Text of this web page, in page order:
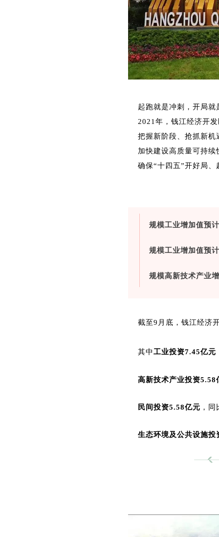
起跑就是冲刺，开局就
2021年，钱江经济开
把握新阶段、抢抓新机
加快建设高质量可持
确保“十四五”开好局、
规模工业增加值预
规模工业增加值预
规模高新技术产业
截至9月底，钱江经济
其中工业投资7.45亿元
高新技术产业投资5.58
民间投资5.58亿元 ，
生态环境及公共设施投